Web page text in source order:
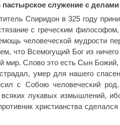
пастырское служение с
Спиридон в 325 году
с греческим
человеческой мудрости
что Всемогущий Бог из
мир. Слово это есть Сын
умер для нашего
с Собою человеческий
лукавых измышлений,
христианства